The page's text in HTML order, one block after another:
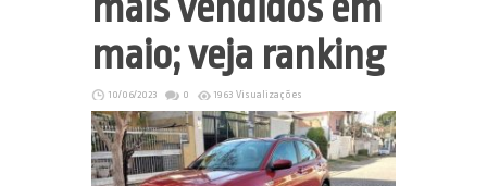
maio; veja ranking
10/06/2023 0 1963 Visualizações